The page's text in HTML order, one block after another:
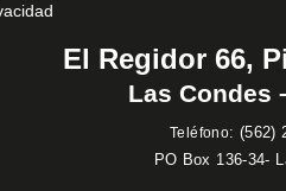
El Regidor 66,
Las Condes
Teléfono: (562)
PO Box 136-34-